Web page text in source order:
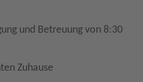
und Betreuung von 8:30
Zuhause